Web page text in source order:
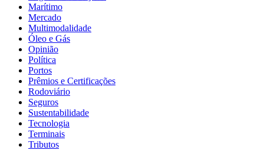
Marítimo
Mercado
Multimodalidade
Óleo e Gás
Opinião
Política
Portos
Prêmios e Certificações
Rodoviário
Seguros
Sustentabilidade
Tecnologia
Terminais
Tributos